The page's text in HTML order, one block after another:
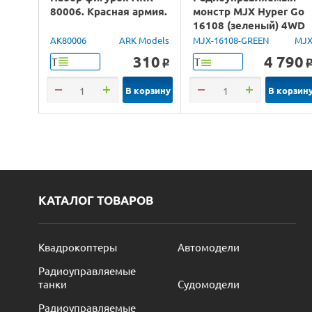
80006. Красная армия.
AK80006 ARK Models
Т 310 o
В корзину
монстр MJX Hyper Go
16108 (зеленый) 4WD
2.4G LED 1/16 RTR
MJX-16108-GREEN MJX
Т 4 790 o
В
КАТАЛОГ ТОВАРОВ
Квадрокоптеры
Автомодели
Радиоуправляемые
танки
Судомодели
Радиоуправляемые